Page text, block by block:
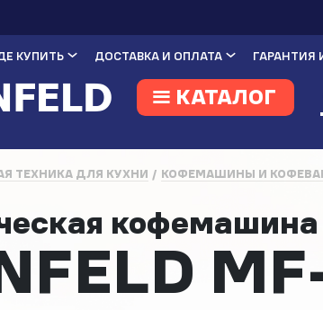
КУПИТЬ ДОСТАВКА И ОПЛАТА ГАРАНТИЯ
КАТАЛОГ
ТЕХНИКА ДЛЯ КУХНИ КОФЕМАШИНЫ И